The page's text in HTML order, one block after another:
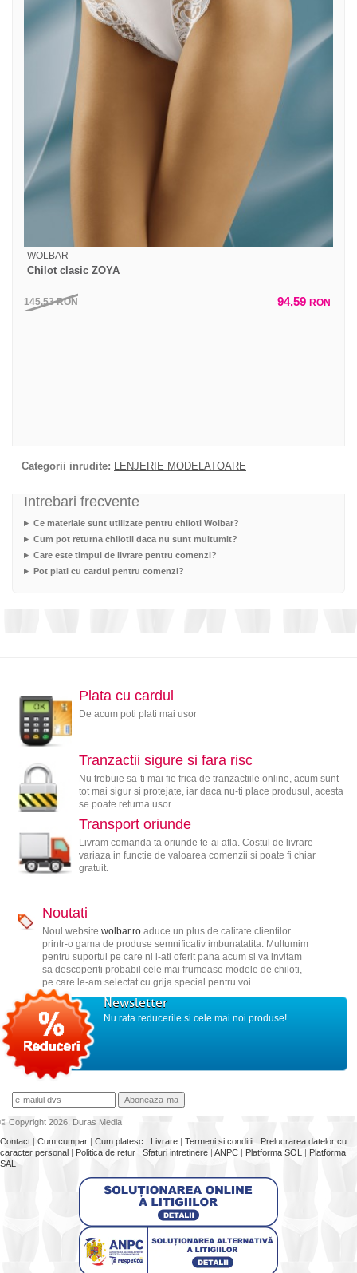
WOLBAR
Chilot clasic ZOYA
145,53RON 94,59 RON
Categorii inrudite: LENJERIE MODELATOARE
Intrebari frecvente
Ce materiale sunt utilizate pentru chiloti Wolbar?
Cum pot returna chilotii daca nu sunt multumit?
Care este timpul de livrare pentru comenzi?
Pot plati cu cardul pentru comenzi?
Plata cu cardul
De acum poti plati mai usor
Tranzactii sigure si fara risc
Nu trebuie sa-ti mai fie frica de tranzactiile online, acum sunt
tot mai sigur si protejate, iar daca nu-ti place produsul, acesta
se poate returna usor.
Transport oriunde
Livram comanda ta oriunde te-ai afla. Costul de livrare
variaza in functie de valoarea comenzii si poate fi chiar
gratuit.
Noutati
Noul website wolbar.roaduce un plus de calitate clientilor
printr-o gama de produse semnificativ imbunatatita. Multumim
pentru suportul pe care ni l-ati oferit pana acum si va invitam
sa descoperiti probabil cele mai frumoase modele de chiloti,
pe care le-am selectat cu grija special pentru voi.
Newsletter
Nu rata reducerile si cele mai noi produse!
© Copyright 2026, Duras Media
Contact | Cum cumpar | Cum platesc | Livrare | Termeni si conditii | Prelucrarea datelor cu
caracter personal | Politica de retur | Sfaturi intretinere | ANPC | Platforma SOL | Platforma
SAL